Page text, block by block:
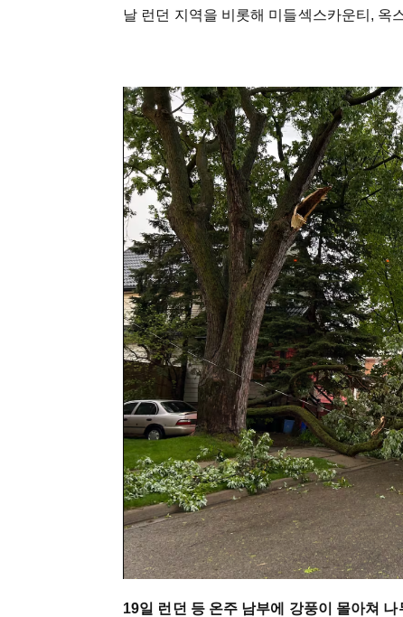
날 런던 지역을 비롯해 미들섹스카운티, 옥
19일 런던 등 온주 남부에 강풍이 몰아쳐